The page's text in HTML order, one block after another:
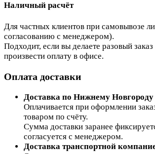
Наличный расчёт
Для частных клиентов при самовывозе
согласованию с менеджером).
Подходит, если вы делаете разовый заказ
произвести оплату в офисе.
Оплата доставки
Доставка по Нижнему Новгороду
Оплачивается при оформлении
товаром по счёту.
Сумма доставки заранее
согласуется с менеджером.
Доставка транспортной